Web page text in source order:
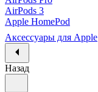
AirPods 3
Apple HomePod
Аксессуары для Apple
Назад